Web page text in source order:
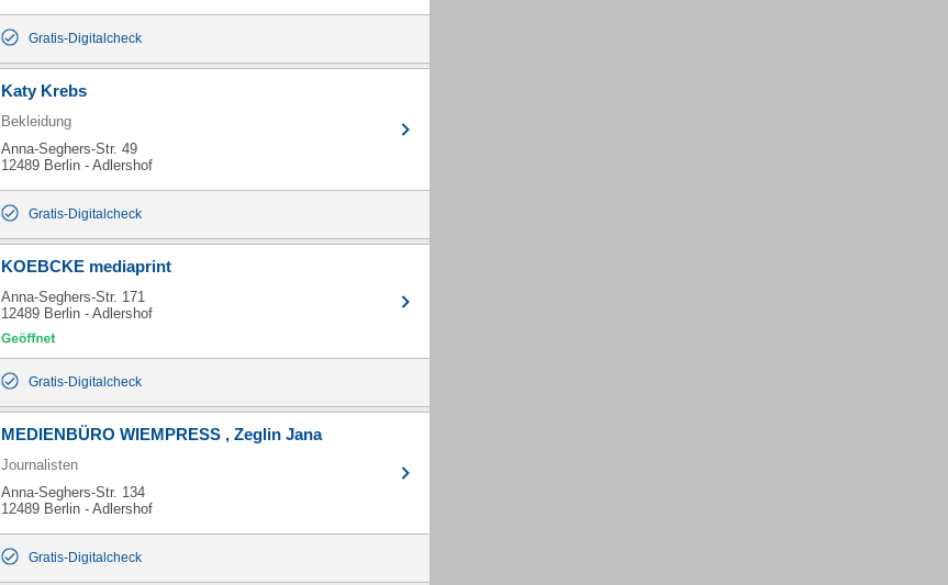
Gratis-Digitalcheck
Katy Krebs
Bekleidung
Anna-Seghers-Str. 49
12489 Berlin - Adlershof
Gratis-Digitalcheck
KOEBCKE mediaprint
Anna-Seghers-Str. 171
12489 Berlin - Adlershof
Gratis-Digitalcheck
MEDIENBÜRO WIEMPRESS , Zeglin Jana
Journalisten
Anna-Seghers-Str. 134
12489 Berlin - Adlershof
Gratis-Digitalcheck